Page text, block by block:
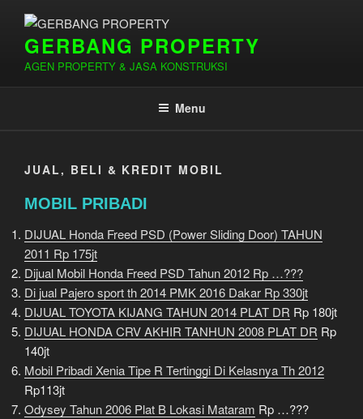
kontenGERBANG PROPERTY
AGEN PROPERTY & JASA KONSTRUKSI
Menu
JUAL, BELI & KREDIT MOBIL
MOBIL PRIBADI
DIJUAL Honda Freed PSD (Power Sliding Door) TAHUN
2011 Rp 175jt
Dijual Mobil Honda Freed PSD Tahun 2012 Rp …???
Di jual Pajero sport th 2014 PMK 2016 Dakar Rp 330jt
DIJUAL TOYOTA KIJANG TAHUN 2014 PLAT DR Rp 180jt
DIJUAL HONDA CRV AKHIR TANHUN 2008 PLAT DR Rp
140jt
Mobil Pribadi Xenia Tipe R Tertinggi Di Kelasnya Th 2012
Rp113jt
Odysey Tahun 2006 Plat B Lokasi Mataram Rp …???